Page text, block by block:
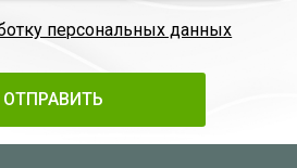
персональных данных